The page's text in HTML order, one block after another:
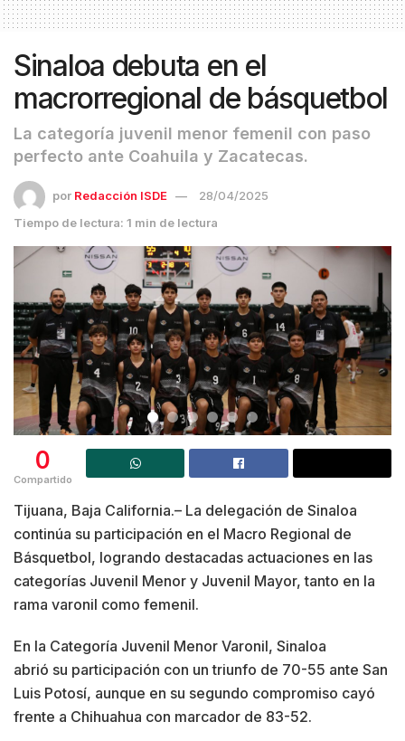
Sinaloa debuta en el
macrorregional de básquetbol
La categoría juvenil menor femenil con paso
perfecto ante Coahuila y Zacatecas.
por Redacción ISDE
28/04/2025
Tiempo de lectura: 1 min de lectura
0
Compartido
Tijuana, Baja California.– La delegación de Sinaloa
continúa su participación en el Macro Regional de
Básquetbol, logrando destacadas actuaciones en las
categorías Juvenil Menor y Juvenil Mayor, tanto en la
rama varonil como femenil.
En la Categoría Juvenil Menor Varonil, Sinaloa
abrió su participación con un triunfo de 70-55 ante San
Luis Potosí, aunque en su segundo compromiso cayó
frente a Chihuahua con marcador de 83-52.